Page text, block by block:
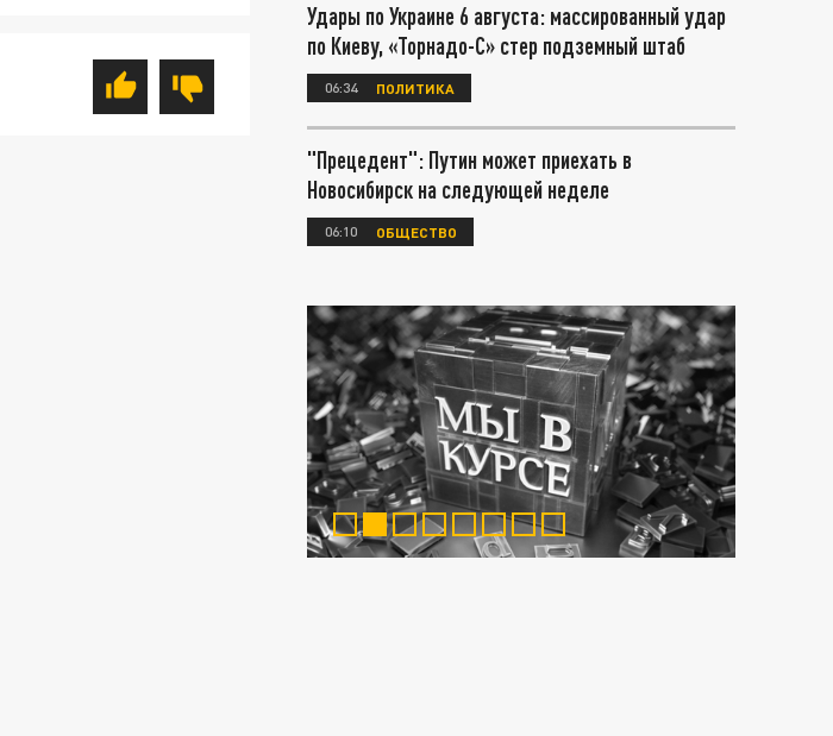
Удары по Украине 6 августа: массированный удар
по Киеву, «Торнадо-С» стер подземный штаб
06:34 ПОЛИТИКА
"Прецедент": Путин может приехать в
Новосибирск на следующей неделе
06:10 ОБЩЕСТВО